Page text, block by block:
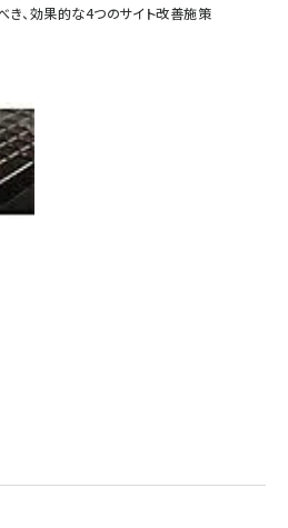
き、効果的な4つのサイト改善施策